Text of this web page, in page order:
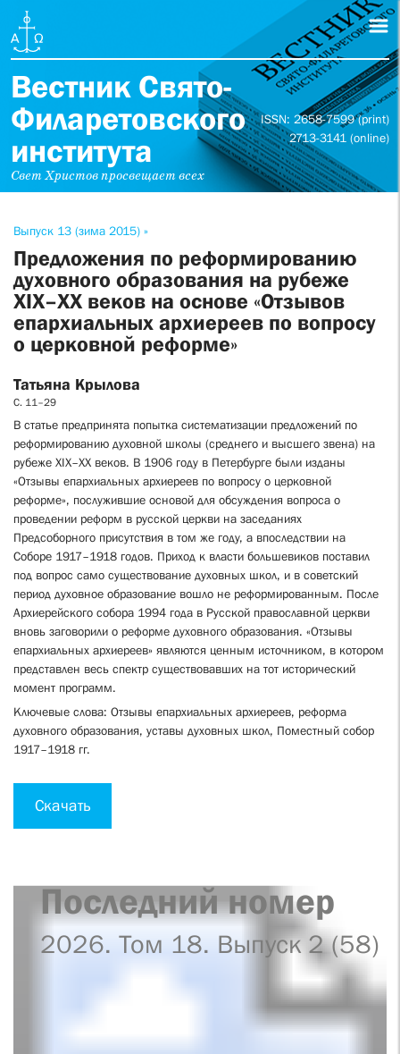
Вестник Свято-
Филаретовского
института
Свет Христов просвещает всех
ISSN: 2658-7599 (print)
2713-3141 (online)
Выпуск 13 (зима 2015) »
Предложения по реформированию
духовного образования на рубеже
XIX–XX веков на основе «Отзывов
епархиальных архиереев по вопросу
о церковной реформе»
Татьяна Крылова
С. 11–29
В статье предпринята попытка систематизации предложений по
реформированию духовной школы (среднего и высшего звена) на
рубеже XIX–XX веков. В 1906 году в Петербурге были изданы
«Отзывы епархиальных архиереев по вопросу о церковной
реформе», послужившие основой для обсуждения вопроса о
проведении реформ в русской церкви на заседаниях
Предсоборного присутствия в том же году, а впоследствии на
Соборе 1917–1918 годов. Приход к власти большевиков поставил
под вопрос само существование духовных школ, и в советский
период духовное образование вошло не реформированным. После
Архиерейского собора 1994 года в Русской православной церкви
вновь заговорили о реформе духовного образования. «Отзывы
епархиальных архиереев» являются ценным источником, в котором
представлен весь спектр существовавших на тот исторический
момент программ.
Ключевые слова: Отзывы епархиальных архиереев, реформа
духовного образования, уставы духовных школ, Поместный собор
1917–1918 гг.
Скачать
Последний номер
2026. Том 18. Выпуск 2 (58)